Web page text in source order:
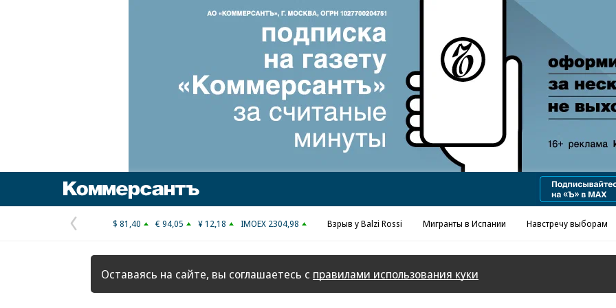
Реклама в «Ъ» www.kommersant.ru/ad
Предыдущая
страница
$ 81,40 € 94,05 ¥ 12,18 IMOEX 2304,98 Взрыв у Balzi Rossi Мигранты в Испании Навстречу выборам
Оставаясь на сайте, вы соглашаетесь с правилами использования куки